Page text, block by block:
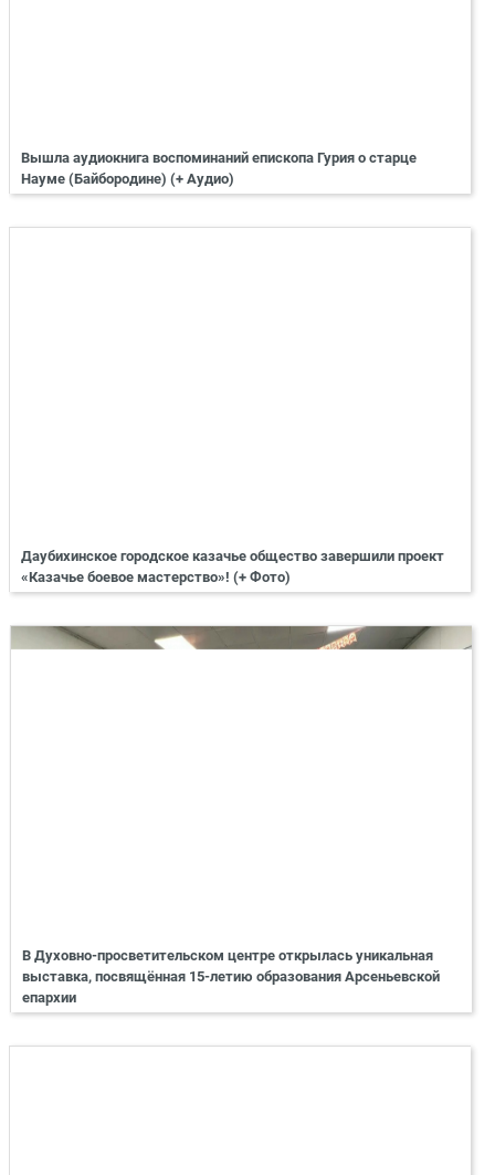
Вышла аудиокнига воспоминаний епископа Гурия о старце
Науме (Байбородине) (+ Аудио)
Даубихинское городское казачье общество завершили проект
«Казачье боевое мастерство»! (+ Фото)
В Духовно-просветительском центре открылась уникальная
выставка, посвящённая 15-летию образования Арсеньевской
епархии